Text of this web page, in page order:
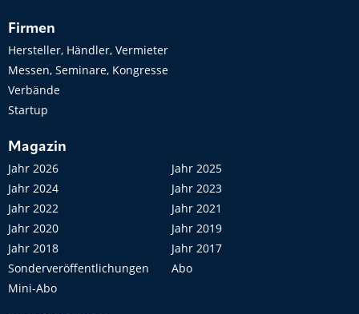
Firmen
Hersteller, Händler, Vermieter
Messen, Seminare, Kongresse
Verbände
Startup
Magazin
Jahr 2026
Jahr 2025
Jahr 2024
Jahr 2023
Jahr 2022
Jahr 2021
Jahr 2020
Jahr 2019
Jahr 2018
Jahr 2017
Sonderveröffentlichungen
Abo
Mini-Abo